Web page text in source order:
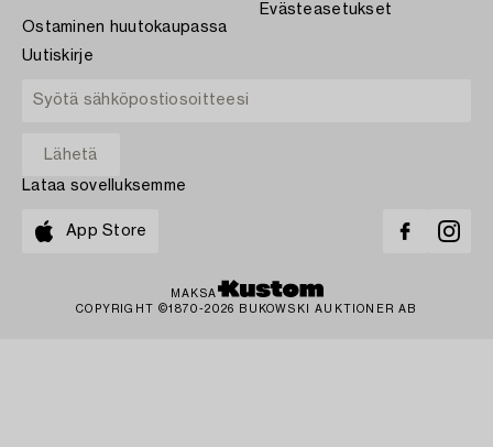
Ostaminen huutokaupassa
Evästeasetukset
Uutiskirje
Lataa sovelluksemme
App Store
MAKSA
COPYRIGHT ©1870-2026 BUKOWSKI AUKTIONER AB